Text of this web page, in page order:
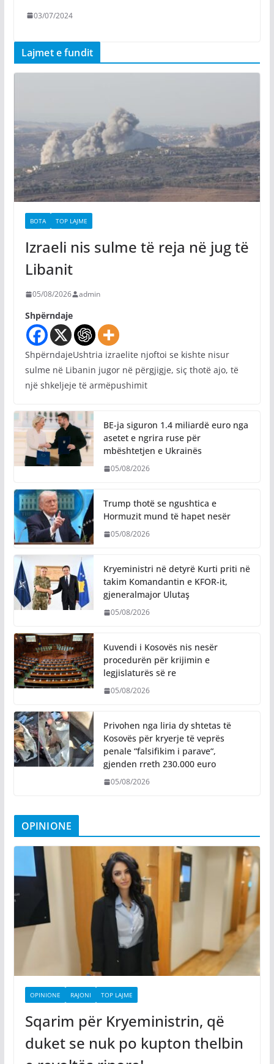
03/07/2024
Lajmet e fundit
BOTA TOP LAJME
Izraeli nis sulme të reja në jug të
Libanit
05/08/2026 admin
Shpërndaje
ShpërndajeUshtria izraelite njoftoi se kishte nisur
sulme në Libanin jugor në përgjigje, siç thotë ajo, të
një shkeljeje të armëpushimit
BE-ja siguron 1.4 miliardë euro nga
asetet e ngrira ruse për
mbështetjen e Ukrainës
05/08/2026
Trump thotë se ngushtica e
Hormuzit mund të hapet nesër
05/08/2026
Kryeministri në detyrë Kurti priti në
takim Komandantin e KFOR-it,
gjeneralmajor Ulutaş
05/08/2026
Kuvendi i Kosovës nis nesër
procedurën për krijimin e
legjislaturës së re
05/08/2026
Privohen nga liria dy shtetas të
Kosovës për kryerje të veprës
penale “falsifikim i parave“,
gjenden rreth 230.000 euro
05/08/2026
OPINIONE
OPINIONE RAJONI TOP LAJME
Sqarim për Kryeministrin, që
duket se nuk po kupton thelbin